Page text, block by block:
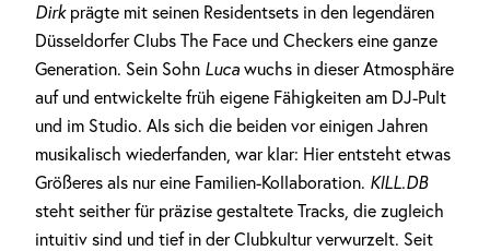
Dirk prägte mit seinen Residentsets in den legendären
Düsseldorfer Clubs The Face und Checkers eine ganze
Generation. Sein Sohn Luca wuchs in dieser Atmosphäre
auf und entwickelte früh eigene Fähigkeiten am DJ-Pult
und im Studio. Als sich die beiden vor einigen Jahren
musikalisch wiederfanden, war klar: Hier entsteht etwas
Größeres als nur eine Familien-Kollaboration. KILL.DB
steht seither für präzise gestaltete Tracks, die zugleich
intuitiv sind und tief in der Clubkultur verwurzelt. Seit